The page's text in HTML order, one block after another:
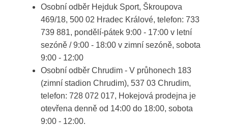
Osobní odběr Hejduk Sport, Škroupova
469/18, 500 02 Hradec Králové, telefon: 733
739 881, pondělí-pátek 9:00 - 17:00 v letní
sezóně / 9:00 - 18:00 v zimní sezóně, sobota
9:00 - 12:00
Osobní odběr Chrudim - V průhonech 183
(zimní stadion Chrudim), 537 03 Chrudim,
telefon: 728 072 017, Hokejová prodejna je
otevřena denně od 14:00 do 18:00, sobota
9:00 - 12:00.